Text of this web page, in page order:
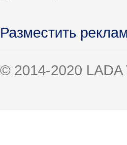
Разместить
© 2014-2020